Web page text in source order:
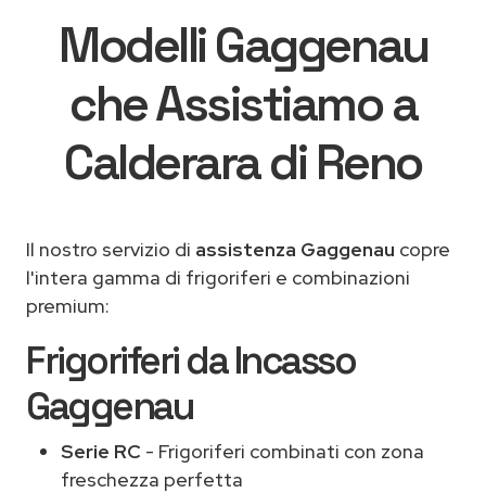
Modelli Gaggenau
che Assistiamo a
Calderara di Reno
Il nostro servizio di assistenza Gaggenau copre
l'intera gamma di frigoriferi e combinazioni
premium:
Frigoriferi da Incasso
Gaggenau
Serie RC - Frigoriferi combinati con zona
freschezza perfetta